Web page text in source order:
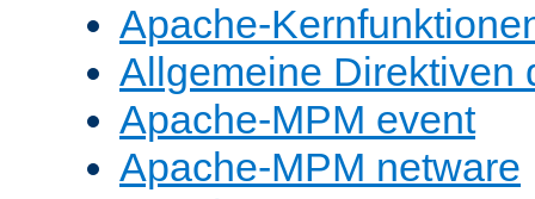
Apache-
Allgemeine Direktiven
Apache-MPM event
Apache-MPM netware